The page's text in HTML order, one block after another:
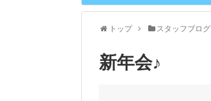
トップ スタッフブログ
新年会♪